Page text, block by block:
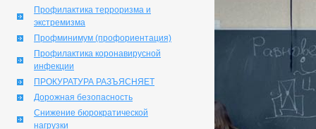
Профилактика терроризма и
экстремизма
Профминимум (профориентация)
Профилактика коронавирусной
инфекции
ПРОКУРАТУРА РАЗЪЯСНЯЕТ
Дорожная безопасность
Снижение бюрократической
нагрузки